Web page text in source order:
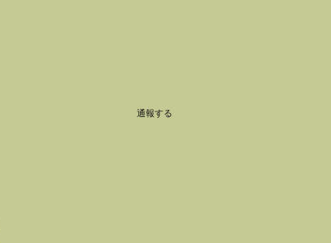
通報する